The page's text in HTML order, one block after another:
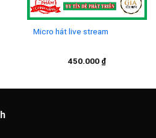
Micro hát live stream
450.000 ₫